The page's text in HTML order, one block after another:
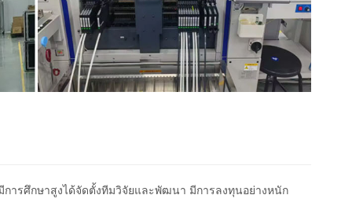
ารศึกษาสูงได้จัดตั้งทีมวิจัยและพัฒนา มีการลงทุนอย่างหนัก